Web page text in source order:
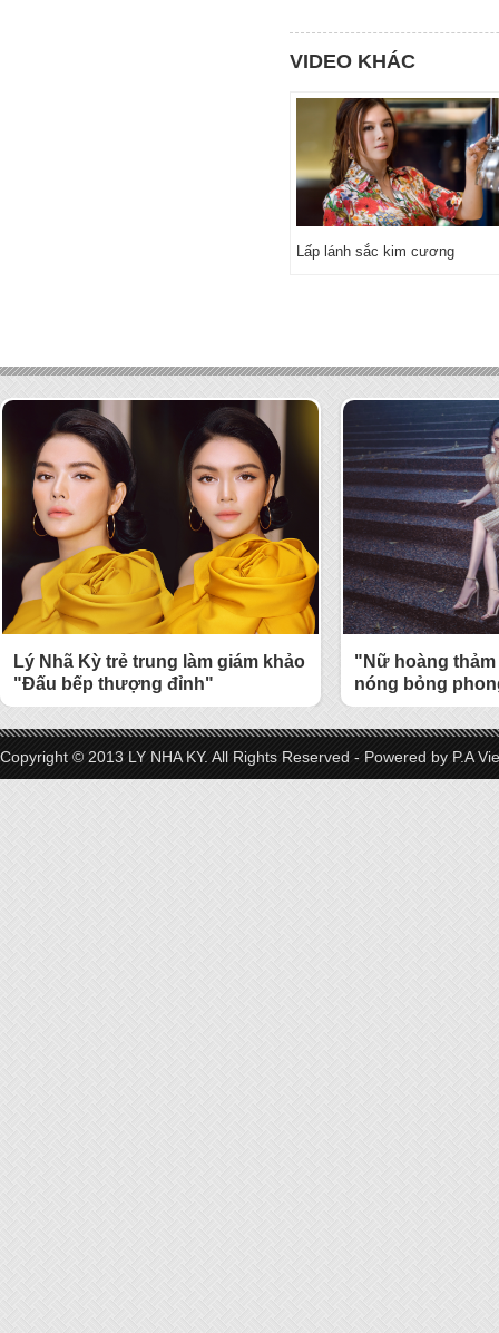
VIDEO KHÁC
Lấp lánh sắc kim cương
Lý Nhã Kỳ trẻ trung làm giám khảo
"Đấu bếp thượng đỉnh"
"Nữ hoàng
nóng bỏng
Copyright © 2013 LY NHA KY. All Rights Reserved - Powered by P.A